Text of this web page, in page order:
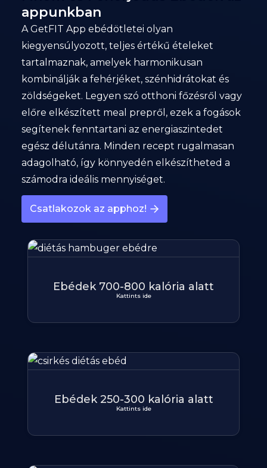
appunkban
A GetFIT App ebédötletei olyan
kiegyensúlyozott, teljes értékű ételeket
tartalmaznak, amelyek harmonikusan
kombinálják a fehérjéket, szénhidrátokat és
zöldségeket. Legyen szó otthoni főzésről vagy
előre elkészített meal prepről, ezek a fogások
segítenek fenntartani az energiaszintedet
egész délutánra. Minden recept rugalmasan
adagolható, így könnyedén elkészítheted a
számodra ideális mennyiséget.
Csatlakozok az apphoz!
Ebédek 700-800 kalória alatt
Kattints ide
Ebédek 250-300 kalória alatt
Kattints ide